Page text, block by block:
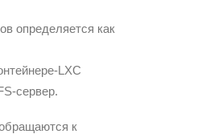
определяется как
LXC
сервер.
к